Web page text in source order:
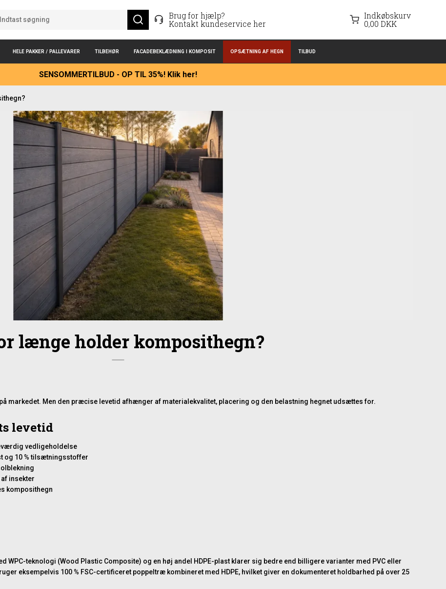
Brug for hjælp?
Kontakt kundeservice her
Indkøbskurv
0,00 DKK
HELE PAKKER / PALLEVARER TILBEHØR FACADEBEKLÆDNING I KOMPOSIT OPSÆTNING AF HEGN TILBUD
SENSOMMERTILBUD - OP TIL 35%! Klik her!
længe holder komposithegn?
markedet. Men den præcise levetid afhænger af materialekvalitet, placering og den belastning hegnet udsættes for.
levetid
vedligeholdelse
og 10 % tilsætningsstoffer
insekter
komposithegn
WPC-teknologi (Wood Plastic Composite) og en høj andel HDPE-plast klarer sig bedre end billigere varianter med PVC eller
eksempelvis 100 % FSC-certificeret poppeltræ kombineret med HDPE, hvilket giver en dokumenteret holdbarhed på over 25